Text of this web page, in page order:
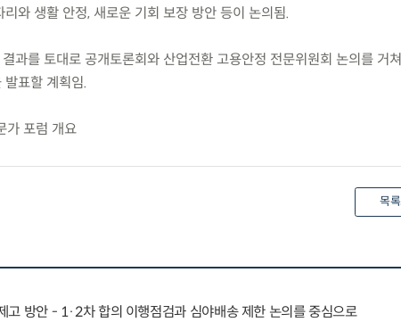
와 생활 안정, 새로운 기회 보장 방안 등이 논의됨.
과를 토대로 공개토론회와 산업전환 고용안정 전문위원회 논의를 거
표할 계획임.
가 포럼 개요
목
고 방안 - 1·2차 합의 이행점검과 심야배송 제한 논의를 중심으로